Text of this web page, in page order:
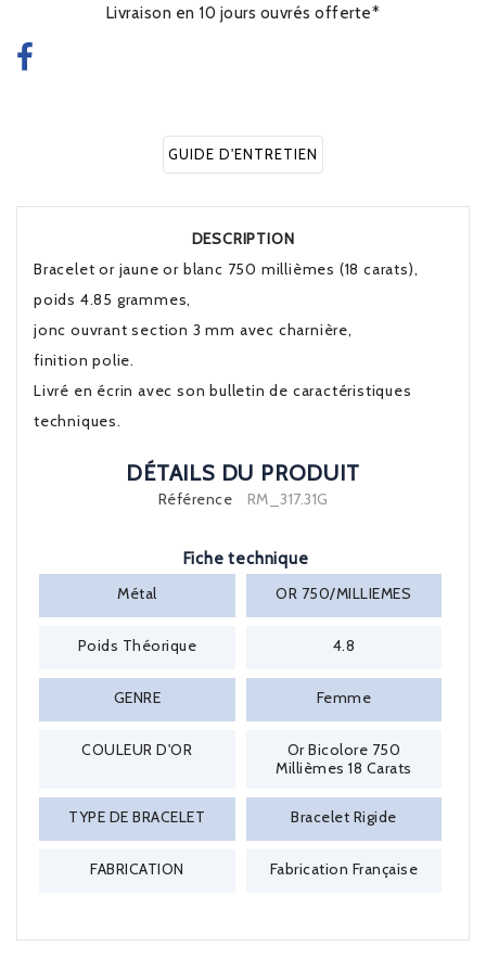
Livraison en 10 jours ouvrés offerte*
GUIDE D'ENTRETIEN
DESCRIPTION
Bracelet or jaune or blanc 750 millièmes (18 carats),
poids 4.85 grammes,
jonc ouvrant section 3 mm avec charnière,
finition polie.
Livré en écrin avec son bulletin de caractéristiques
techniques.
DÉTAILS DU PRODUIT
Référence RM_317.31G
Fiche technique
Métal
OR 750/MILLIEMES
Poids Théorique 4.8
GENRE Femme
COULEUR D'OR
Or Bicolore 750
Millièmes 18 Carats
TYPE DE BRACELET Bracelet Rigide
FABRICATION Fabrication Française